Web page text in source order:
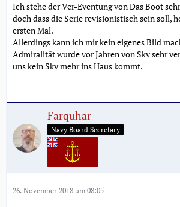
Ich stehe der Ver-Eventung von Das Boot
doch dass die Serie revisionistisch sein soll,
ersten Mal.
Allerdings kann ich mir kein eigenes Bild
Admiralität wurde vor Jahren von Sky sehr
uns kein Sky mehr ins Haus kommt.
Farquhar
Navy Board Secretary
26. November 2018 um 08:05